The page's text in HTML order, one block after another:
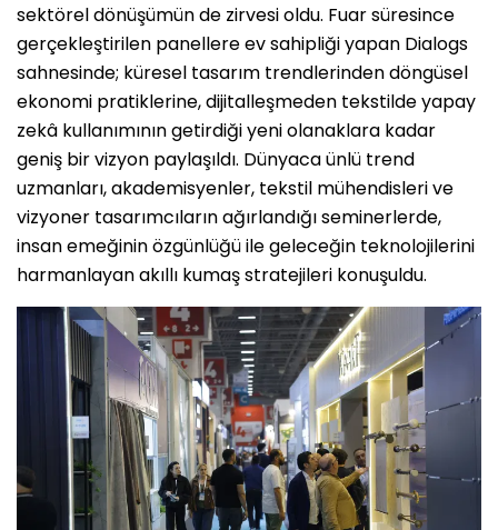
sektörel dönüşümün de zirvesi oldu. Fuar süresince
gerçekleştirilen panellere ev sahipliği yapan Dialogs
sahnesinde; küresel tasarım trendlerinden döngüsel
ekonomi pratiklerine, dijitalleşmeden tekstilde yapay
zekâ kullanımının getirdiği yeni olanaklara kadar
geniş bir vizyon paylaşıldı. Dünyaca ünlü trend
uzmanları, akademisyenler, tekstil mühendisleri ve
vizyoner tasarımcıların ağırlandığı seminerlerde,
insan emeğinin özgünlüğü ile geleceğin teknolojilerini
harmanlayan akıllı kumaş stratejileri konuşuldu.